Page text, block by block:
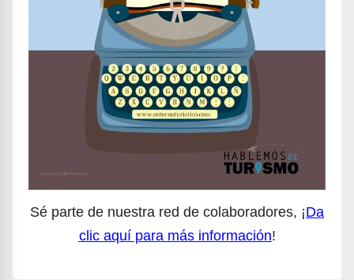
Sé parte de nuestra red de colaboradores, ¡Da
clic aquí para más información!